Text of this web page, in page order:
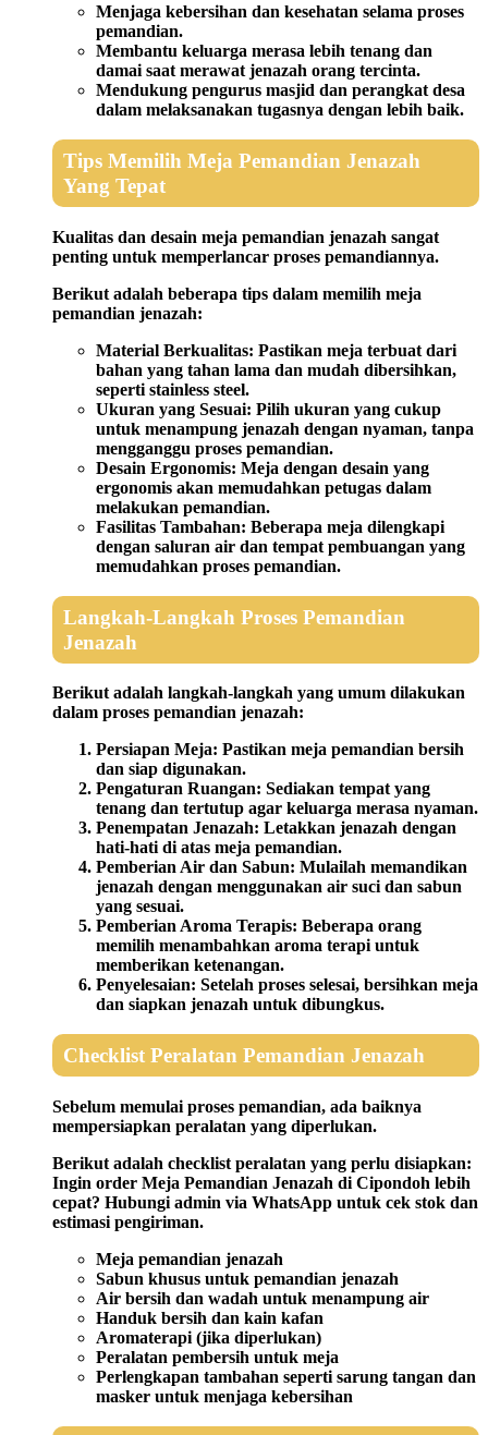
Menjaga kebersihan dan kesehatan selama proses
pemandian.
Membantu keluarga merasa lebih tenang dan
damai saat merawat jenazah orang tercinta.
Mendukung pengurus masjid dan perangkat desa
dalam melaksanakan tugasnya dengan lebih baik.
Tips Memilih Meja Pemandian Jenazah
Yang Tepat
Kualitas dan desain meja pemandian jenazah sangat
penting untuk memperlancar proses pemandiannya.
Berikut adalah beberapa tips dalam memilih meja
pemandian jenazah:
Material Berkualitas: Pastikan meja terbuat dari
bahan yang tahan lama dan mudah dibersihkan,
seperti stainless steel.
Ukuran yang Sesuai: Pilih ukuran yang cukup
untuk menampung jenazah dengan nyaman, tanpa
mengganggu proses pemandian.
Desain Ergonomis: Meja dengan desain yang
ergonomis akan memudahkan petugas dalam
melakukan pemandian.
Fasilitas Tambahan: Beberapa meja dilengkapi
dengan saluran air dan tempat pembuangan yang
memudahkan proses pemandian.
Langkah-Langkah Proses Pemandian
Jenazah
Berikut adalah langkah-langkah yang umum dilakukan
dalam proses pemandian jenazah:
Persiapan Meja: Pastikan meja pemandian bersih
dan siap digunakan.
Pengaturan Ruangan: Sediakan tempat yang
tenang dan tertutup agar keluarga merasa nyaman.
Penempatan Jenazah: Letakkan jenazah dengan
hati-hati di atas meja pemandian.
Pemberian Air dan Sabun: Mulailah memandikan
jenazah dengan menggunakan air suci dan sabun
yang sesuai.
Pemberian Aroma Terapis: Beberapa orang
memilih menambahkan aroma terapi untuk
memberikan ketenangan.
Penyelesaian: Setelah proses selesai, bersihkan meja
dan siapkan jenazah untuk dibungkus.
Checklist Peralatan Pemandian Jenazah
Sebelum memulai proses pemandian, ada baiknya
mempersiapkan peralatan yang diperlukan.
Berikut adalah checklist peralatan yang perlu disiapkan:
Ingin order Meja Pemandian Jenazah di Cipondoh lebih
cepat? Hubungi admin via WhatsApp untuk cek stok dan
estimasi pengiriman.
Meja pemandian jenazah
Sabun khusus untuk pemandian jenazah
Air bersih dan wadah untuk menampung air
Handuk bersih dan kain kafan
Aromaterapi (jika diperlukan)
Peralatan pembersih untuk meja
Perlengkapan tambahan seperti sarung tangan dan
masker untuk menjaga kebersihan